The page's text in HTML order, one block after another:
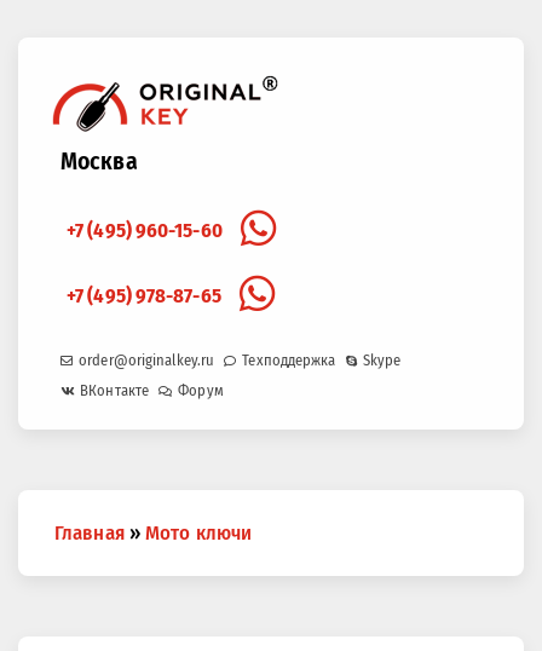
Москва
+7 (495) 960-15-60
+7 (495) 978-87-65
order@originalkey.ru Техподдержка
Skype
ВКонтакте
Форум
здесь
Главная » Мото ключи